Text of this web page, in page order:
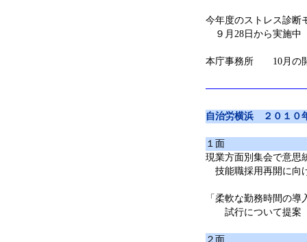
今年度のストレス診断
９月28日から実施中
本庁事務所 10月の
自治労横浜 ２０１０
１面
現業方面別集会で意思
技能職採用再開に向
「柔軟な勤務時間の導
試行について提案
２面